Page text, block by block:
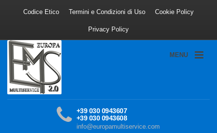
Codice Etico Termini e Condizioni di Uso Cookie Policy
Privacy Policy
MENU
+39 030 0943607
+39 030 0943608
info@europamultiservice.com